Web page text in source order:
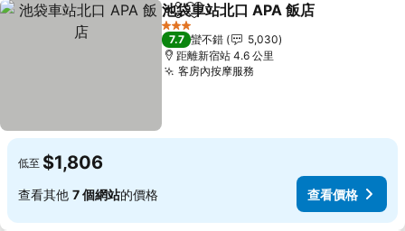
分享 加入我的最愛
池袋車站北口 APA 飯店
3 星級
7.7 蠻不錯
5,030
距離新宿站 4.6 公里
客房內按摩服務
低至 $1,806
查看其他 7 個網站的價格 查看價格